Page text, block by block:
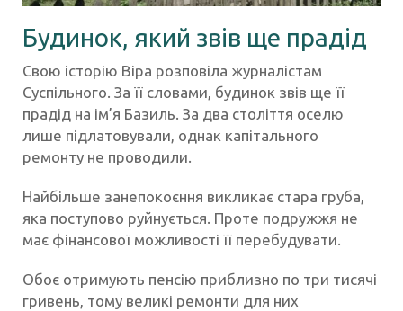
Будинок, який звів ще прадід
Свою історію Віра розповіла журналістам
Суспільного. За її словами, будинок звів ще її
прадід на ім’я Базиль. За два століття оселю
лише підлатовували, однак капітального
ремонту не проводили.
Найбільше занепокоєння викликає стара груба,
яка поступово руйнується. Проте подружжя не
має фінансової можливості її перебудувати.
Обоє отримують пенсію приблизно по три тисячі
гривень, тому великі ремонти для них